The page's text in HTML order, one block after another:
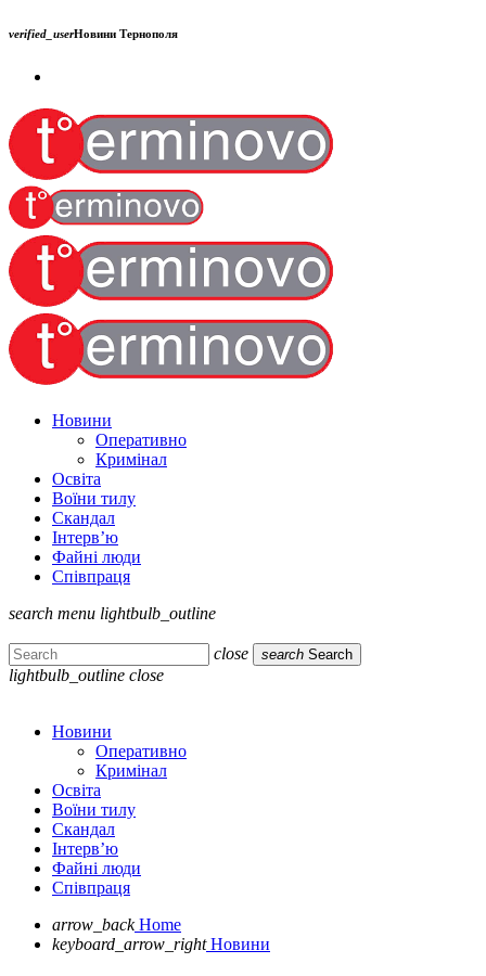
verified_userНовини Тернополя
Новини
Оперативно
Кримінал
Освіта
Воїни тилу
Скандал
Інтерв’ю
Файні люди
Співпраця
search menu lightbulb_outline
close search Search
lightbulb_outline close
Новини
Оперативно
Кримінал
Освіта
Воїни тилу
Скандал
Інтерв’ю
Файні люди
Співпраця
arrow_back Home
keyboard_arrow_right Новини